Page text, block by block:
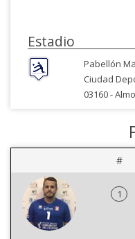
Estadio
Pabellón
Ciudad
03160 -
#
1